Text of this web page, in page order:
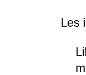
Les